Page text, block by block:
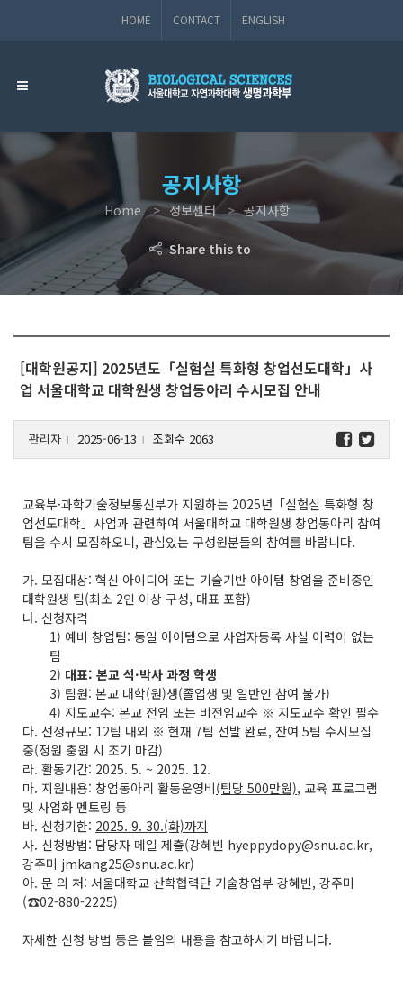
HOME CONTACT ENGLISH
공지사항
Home 정보센터 공지사항
Share this to
[대학원공지] 2025년도「실험실 특화형 창업선도대학」사
업 서울대학교 대학원생 창업동아리 수시모집 안내
관리자 l 2025-06-13 l 조회수 2063
교육부·과학기술정보통신부가 지원하는 2025년「실험실 특화형 창
업선도대학」사업과 관련하여 서울대학교 대학원생 창업동아리 참여
팀을 수시 모집하오니, 관심있는 구성원분들의 참여를 바랍니다.
가. 모집대상: 혁신 아이디어 또는 기술기반 아이템 창업을 준비중인
대학원생 팀(최소 2인 이상 구성, 대표 포함)
나. 신청자격
1) 예비 창업팀: 동일 아이템으로 사업자등록 사실 이력이 없는
팀
2) 대표: 본교 석·박사 과정 학생
3) 팀원: 본교 대학(원)생(졸업생 및 일반인 참여 불가)
4) 지도교수: 본교 전임 또는 비전임교수 ※ 지도교수 확인 필수
다. 선정규모: 12팀 내외 ※ 현재 7팀 선발 완료, 잔여 5팀 수시모집
중(정원 충원 시 조기 마감)
라. 활동기간: 2025. 5. ~ 2025. 12.
마. 지원내용: 창업동아리 활동운영비(팀당 500만원), 교육 프로그램
및 사업화 멘토링 등
바. 신청기한: 2025. 9. 30.(화)까지
사. 신청방법: 담당자 메일 제출(강혜빈 hyeppydopy@snu.ac.kr,
강주미 jmkang25@snu.ac.kr)
아. 문 의 처: 서울대학교 산학협력단 기술창업부 강혜빈, 강주미
(☎02-880-2225)
자세한 신청 방법 등은 붙임의 내용을 참고하시기 바랍니다.